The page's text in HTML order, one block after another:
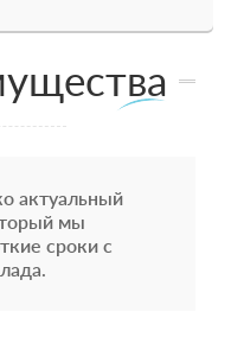
актуальный
мы
сроки с